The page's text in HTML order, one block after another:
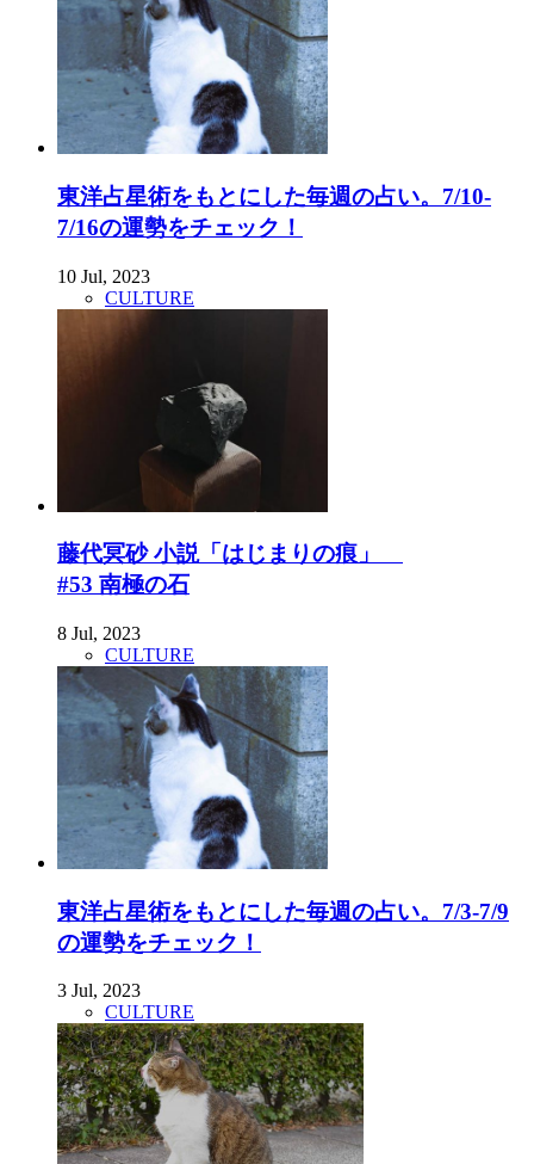
東洋占星術をもとにした毎週の占い。7/10-
7/16の運勢をチェック！
10 Jul, 2023
CULTURE
藤代冥砂 小説「はじまりの痕」
#53 南極の石
8 Jul, 2023
CULTURE
東洋占星術をもとにした毎週の占い。7/3-7/9
の運勢をチェック！
3 Jul, 2023
CULTURE